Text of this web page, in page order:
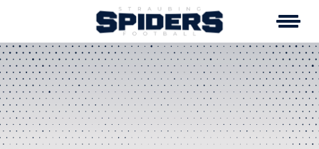
content